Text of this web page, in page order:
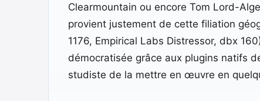
Clearmountain ou encore Tom Lord-
provient justement de cette filiation
1176, Empirical Labs Distressor, dbx
démocratisée grâce aux plugins natifs
studiste de la mettre en œuvre en